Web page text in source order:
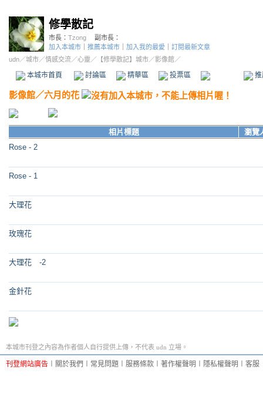
修學散記
市長： Tzong
副市長：
加入本城市
推薦本城市 加入我的最愛
訂閱最新文章
udn／城市／情感交流／心靈 ／ 【修學散記】城市／影像館／
本城市首頁 討論區 精華區 投票區 影像館
影像館／六月的花
相片標題
瀏覽
Rose - 2
Rose - 1
大理花
玫瑰花
大理花 -2
金針花
本城市刊登之內容為作者個人自行提供上傳，不代表 udn 立場。
刊登網站廣告 關於我們 常見問題 服務條款 著作權聲明 隱私權聲明 客服